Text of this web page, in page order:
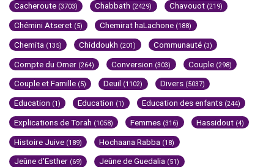
Cacheroute (3703) Chabbath (2429) Chavouot (219)
Chémini Atseret (5) Chemirat haLachone (188)
Chemita (135) Chiddoukh (201) Communauté (3)
Compte du Omer (264) Conversion (303) Couple (298)
Couple et Famille (5) Deuil (1102) Divers (5037)
Education (1) Education (1) Education des enfants (244)
Explications de Torah (1058) Femmes (316) Hassidout (4)
Histoire Juive (189) Hochaana Rabba (18)
Jeûne d'Esther (69) Jeûne de Guedalia (51)